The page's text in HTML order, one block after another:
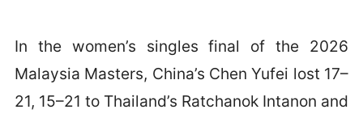
In the women’s singles final of the 2026
Malaysia Masters, China’s Chen Yufei lost 17–
21, 15–21 to Thailand’s Ratchanok Intanon and